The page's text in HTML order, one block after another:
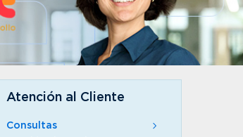
Atención al Cliente
Consultas